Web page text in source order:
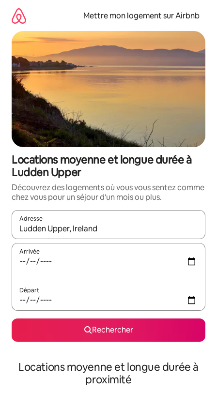
directement
contenu
Mettre mon logement sur Airbnb
Locations moyenne et longue durée à
Ludden Upper
Découvrez des logements où vous vous sentez comme
chez vous pour un séjour d'un mois ou plus.
Adresse
Lorsque les résultats s'affichent, utilisez les flèches vers le
Arrivée
Départ
Rechercher
Locations moyenne et longue durée à
proximité